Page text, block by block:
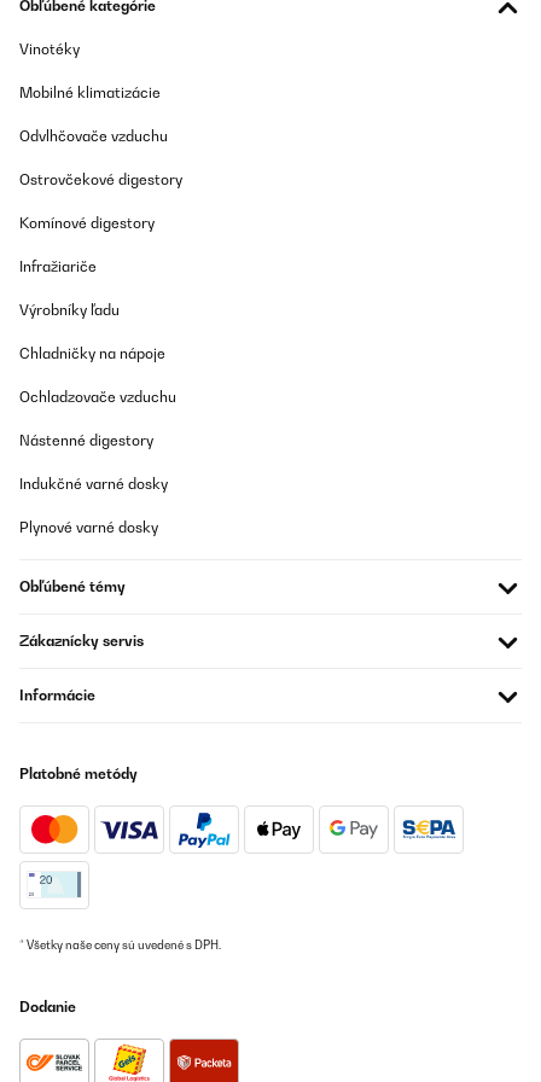
OVERENÁ KONTROLA
tijden en temperaturen te drogen.Wel jammer dat in het onderste
repareren want het maakt veel lawaai.Verder kan ik iedereen
Preložiť
Heb 3 drogers WartmannRoyal cateringEn als laatste de
en klarstein. Wartman won het 800 watt en volgens kenners
80 graden kan... Dwz 74) Allereerst ging er zoals brloofd geen 10
bovenste rek heb je al niks aan omdat er één of andere blok zit.
Snijd je je vlees te dik schuift het vlees eraf... heb echt alle soorten
de max! Eigenlijk was m'n voorgevoel goed... want het enige
ontevreden en heb toch een goede review gegeven maar wel te
Toen de Royale die droogde een stuk sneller, maar niet
betrouwbaar Vandaag deed ik er appeltjes in en waren ze na 8
en waren ze na 4 uur pikzwart dus moest continu heen en weer
twijfelde tussen de dubbele en deze maar bij de dubbele vind ik
het dan toch wel eng dat als er iets kapot gaat je gelijk alles kwijt
bent dus 2 Losse lijkt mij verstandiger. Drogers staan hier nl 7
dagen per week aan. Ik koop hem alleen op een ander account
Daar koop ik al jaren mee dit is een per ongeluk gegeten account
van mijn man maar die kon helaas niet overgezet worden naar
raad ik je zeker deze aan en is hij misschien iets te groot voor je
minpuntje moet opnoemen is de bezorging Er werd gebeld Ik riep
blikje fris... maar zelf was ik er nog het meest niet blij mee en dat
moet de volgende keer wel anders!
Obľúbené kategórie
Vinotéky
Mobilné klimatizácie
Odvlhčovače vzduchu
Ostrovčekové digestory
Komínové digestory
Infražiariče
Výrobníky ľadu
Chladničky na nápoje
Ochladzovače vzduchu
Nástenné digestory
Indukčné varné dosky
Plynové varné dosky
Obľúbené témy
Zákaznícky servis
Informácie
Platobné metódy
* Všetky naše ceny sú uvedené s DPH.
Dodanie